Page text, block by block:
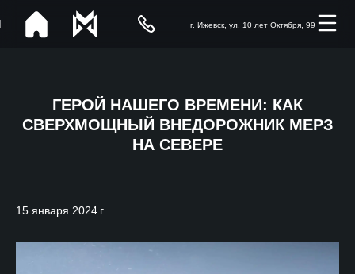
г. Ижевск, ул. 10 лет Октября, 99
ГЕРОЙ НАШЕГО ВРЕМЕНИ: КАК
СВЕРХМОЩНЫЙ ВНЕДОРОЖНИК МЕРЗ
НА СЕВЕРЕ
15 января 2024 г.